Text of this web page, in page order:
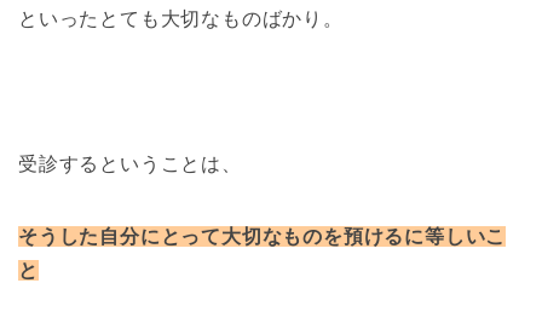
といったとても大切なものばかり。
受診するということは、
そうした自分にとって大切なものを預けるに等しいこ
と